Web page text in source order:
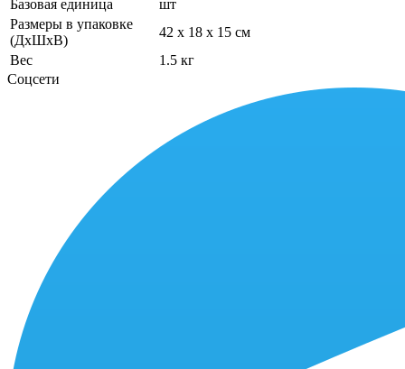
Базовая единица
шт
Размеры в упаковке
(ДхШхВ)
42 x 18 x 15 см
Вес
1.5 кг
Соцсети